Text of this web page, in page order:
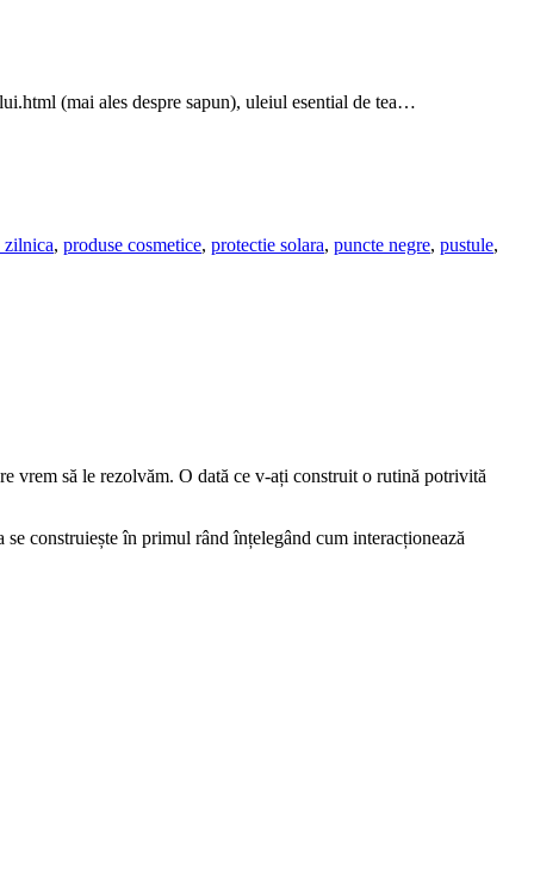
(mai ales despre sapun), uleiul esential de tea…
zilnica, produse cosmetice, protectie solara, puncte negre, pustule,
vrem să le rezolvăm. O dată ce v-ați construit o rutină potrivită
construiește în primul rând înțelegând cum interacționează